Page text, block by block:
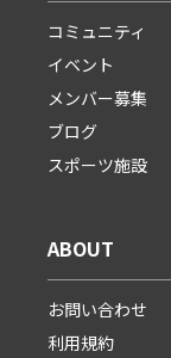
コミュニティ
イベント
メンバー募集
ブログ
スポーツ施設
ABOUT
お問い合わせ
利用規約